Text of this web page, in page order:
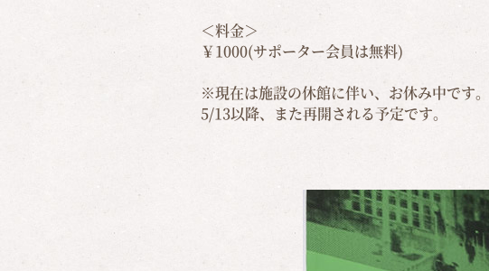
＜料金＞
￥1000(サポーター会員は無料)
※現在は施設の休館に伴い、お休み中です。
5/13以降、また再開される予定です。